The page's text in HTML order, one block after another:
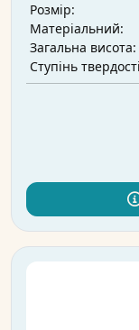
Розмір:
Матеріальний:
Загальна висота:
Ступінь